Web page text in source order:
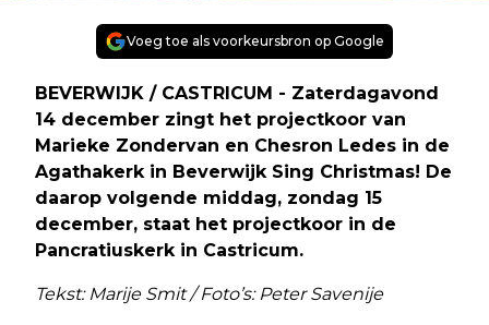
Voeg toe als voorkeursbron op Google
BEVERWIJK / CASTRICUM - Zaterdagavond
14 december zingt het projectkoor van
Marieke Zondervan en Chesron Ledes in de
Agathakerk in Beverwijk Sing Christmas! De
daarop volgende middag, zondag 15
december, staat het projectkoor in de
Pancratiuskerk in Castricum.
Tekst: Marije Smit / Foto’s: Peter Savenije